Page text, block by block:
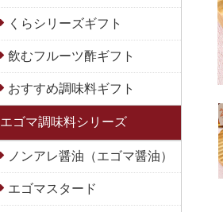
くらシリーズギフト
飲むフルーツ酢ギフト
おすすめ調味料ギフト
エゴマ調味料シリーズ
ノンアレ醤油（エゴマ醤油）
エゴマスタード